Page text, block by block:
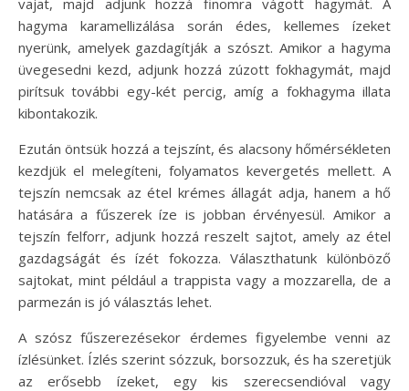
hagyma karamellizálása során édes, kellemes ízeket
nyerünk, amelyek gazdagítják a szószt. Amikor a hagyma
üvegesedni kezd, adjunk hozzá zúzott fokhagymát, majd
pirítsuk további egy-két percig, amíg a fokhagyma illata
kibontakozik.
Ezután öntsük hozzá a tejszínt, és alacsony hőmérsékleten
kezdjük el melegíteni, folyamatos kevergetés mellett. A
tejszín nemcsak az étel krémes állagát adja, hanem a hő
hatására a fűszerek íze is jobban érvényesül. Amikor a
tejszín felforr, adjunk hozzá reszelt sajtot, amely az étel
gazdagságát és ízét fokozza. Választhatunk különböző
sajtokat, mint például a trappista vagy a mozzarella, de a
parmezán is jó választás lehet.
A szósz fűszerezésekor érdemes figyelembe venni az
ízlésünket. Ízlés szerint sózzuk, borsozzuk, és ha szeretjük
az erősebb ízeket, egy kis szerecsendióval vagy